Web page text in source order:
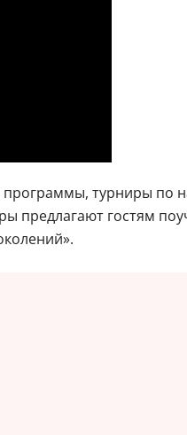
турниры по
предлагают гостям